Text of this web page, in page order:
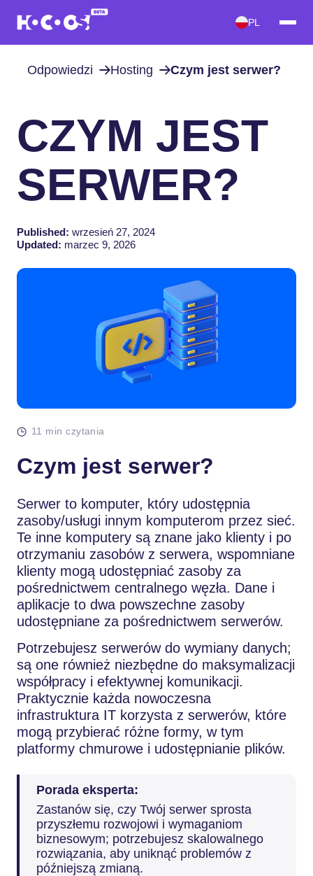
PL
Odpowiedzi Hosting Czym jest serwer?
CZYM JEST
SERWER?
Published: wrzesień 27, 2024
Updated: marzec 9, 2026
11 min czytania
Czym jest serwer?
Serwer to komputer, który udostępnia
zasoby/usługi innym komputerom przez sieć.
Te inne komputery są znane jako klienty i po
otrzymaniu zasobów z serwera, wspomniane
klienty mogą udostępniać zasoby za
pośrednictwem centralnego węzła. Dane i
aplikacje to dwa powszechne zasoby
udostępniane za pośrednictwem serwerów.
Potrzebujesz serwerów do wymiany danych;
są one również niezbędne do maksymalizacji
współpracy i efektywnej komunikacji.
Praktycznie każda nowoczesna
infrastruktura IT korzysta z serwerów, które
mogą przybierać różne formy, w tym
platformy chmurowe i udostępnianie plików.
Porada eksperta:
Zastanów się, czy Twój serwer sprosta
przyszłemu rozwojowi i wymaganiom
biznesowym; potrzebujesz skalowalnego
rozwiązania, aby uniknąć problemów z
późniejszą zmianą.